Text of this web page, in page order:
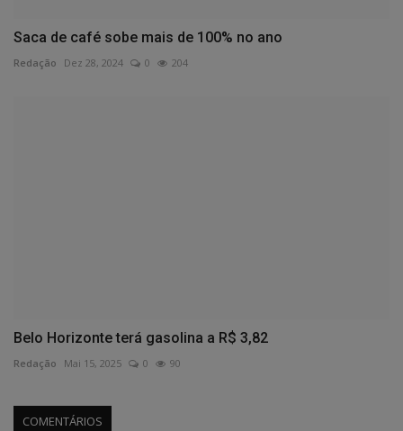
Saca de café sobe mais de 100% no ano
Redação Dez 28, 2024 0 204
Belo Horizonte terá gasolina a R$ 3,82
Redação Mai 15, 2025 0 90
COMENTÁRIOS